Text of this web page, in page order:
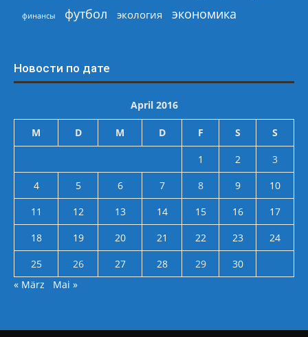
финансы футбол экология экономика
Новости по дате
April 2016
M D M D F S S
1 2
3
4
5 6 7 8 9
10
11
12 13 14 15 16
17
18
19 20 21 22 23
24
25
26 27 28 29
30
« März
Mai »